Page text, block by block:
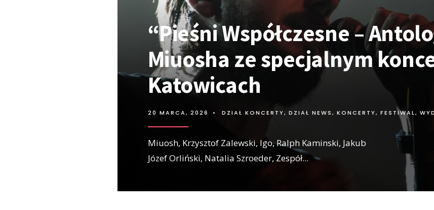
“Pieśni Współczesne –
Miuosha ze specjalnym
Katowicach
20 MARCA, 2026 • DZIAŁ KONCERTY, DZIAŁ NEWS, KONCERTY, FESTIWAL,
Miuosh, Krzysztof Zalewski, Igo, Ralph Kaminski, Jakub
Józef Orliński, Natalia Szroeder, Zespół...